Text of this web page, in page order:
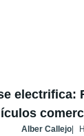
electrifica:
Alber Callejo